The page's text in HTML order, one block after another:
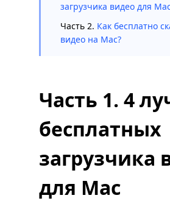
загрузчика видео для Mac
Часть 2. Как бесплатно
видео на Mac?
Часть 1. 4
бесплатных
загрузчика
для Mac